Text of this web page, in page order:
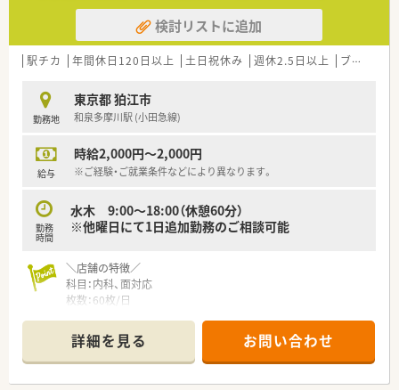
検討リストに追加
駅チカ 年間休日120日以上 土日祝休み 週休2.5日以上 ブランク可
勤務地
東京都 狛江市
和泉多摩川駅 (小田急線)
給与
時給2,000円～2,000円
※ご経験・ご就業条件などにより異なります。
勤務
時間
水木 9:00～18:00（休憩60分）
※他曜日にて1日追加勤務のご相談可能
＼店舗の特徴／
科目：内科、面対応
枚数：60枚/日
設備：分包機（2台）、監査システムあり
和泉多摩川駅より徒歩5分と駅チカです♪
お近くにお住まいの方、地域医療に貢献したい方、是非お気軽に
ご応募下さい！
詳細を見る お問い合わせ